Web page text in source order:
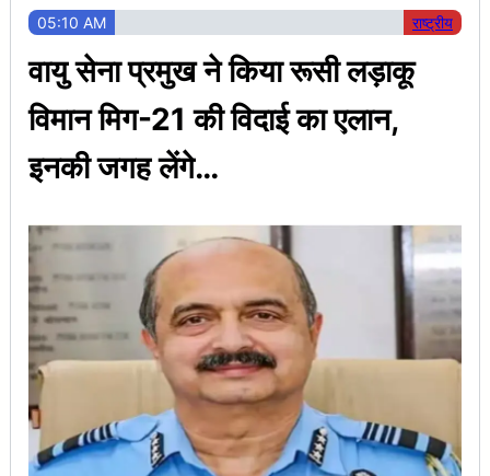
05:10 AM राष्ट्रीय
वायु सेना प्रमुख ने किया रूसी लड़ाकू
विमान मिग-21 की विदाई का एलान,
इनकी जगह लेंगे…